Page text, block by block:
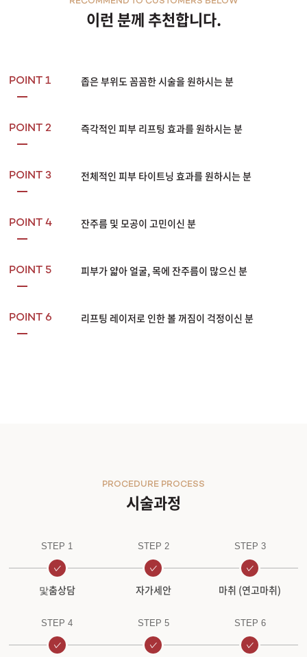
이런 분께 추천합니다.
POINT 1 좁은 부위도 꼼꼼한 시술을 원하시는 분
POINT 2 즉각적인 피부 리프팅 효과를 원하시는 분
POINT 3 전체적인 피부 타이트닝 효과를 원하시는 분
POINT 4 잔주름 및 모공이 고민이신 분
POINT 5 피부가 얇아 얼굴, 목에 잔주름이 많으신 분
POINT 6 리프팅 레이저로 인한 볼 꺼짐이 걱정이신 분
시술과정
PROCEDURE PROCESS
STEP 1
맟춤상담
STEP 2
자가세안
STEP 3
마취 (연고마취)
STEP 4 STEP 5 STEP 6